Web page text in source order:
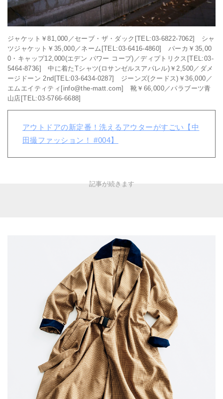
ジャケット￥81,000／セーブ・ザ・ダック[TEL:03-6822-7062] シャ
ツジャケット￥35,000／ネーム[TEL:03-6416-4860] パーカ￥35,00
0・キャップ12,000(エデン パワー コープ)／ディプトリクス[TEL:03-
5464-8736] 中に着たTシャツ(ロサンゼルスアパレル)￥2,500／ダメ
ージドーン 2nd[TEL:03-6434-0287] ジーンズ(クードス)￥36,000／
エムエイティティ[info@the-matt.com] 靴￥66,000／パラブーツ青
山店[TEL:03-5766-6688]
アウトドアの新定番！洗えるアウターがすごい【中
田撮ファッション！ #004】